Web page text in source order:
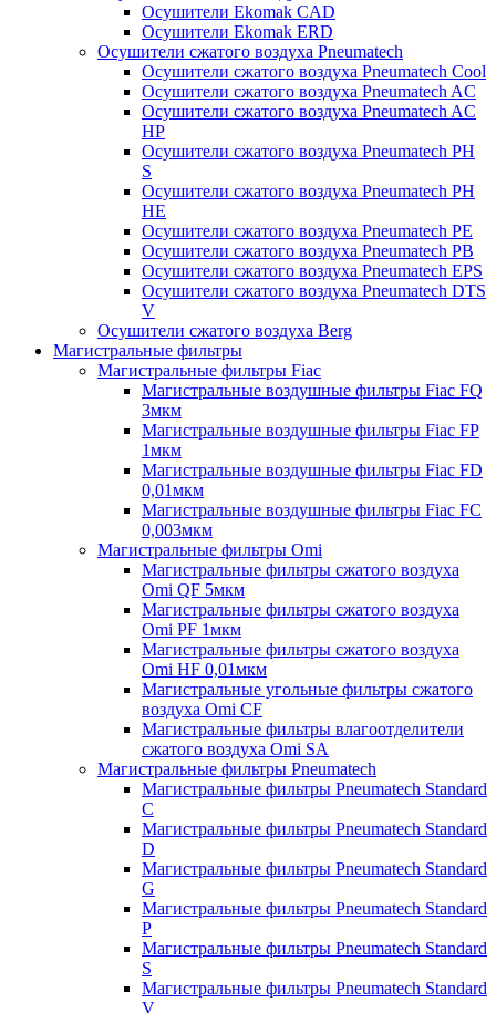
Осушители Ekomak CAD
Осушители Ekomak ERD
Осушители сжатого воздуха Pneumatech
Осушители сжатого воздуха Pneumatech Cool
Осушители сжатого воздуха Pneumatech AC
Осушители сжатого воздуха Pneumatech AC
HP
Осушители сжатого воздуха Pneumatech PH
S
Осушители сжатого воздуха Pneumatech PH
HE
Осушители сжатого воздуха Pneumatech PE
Осушители сжатого воздуха Pneumatech PB
Осушители сжатого воздуха Pneumatech EPS
Осушители сжатого воздуха Pneumatech DTS
V
Осушители сжатого воздуха Berg
Магистральные фильтры
Магистральные фильтры Fiac
Магистральные воздушные фильтры Fiac FQ
3мкм
Магистральные воздушные фильтры Fiac FP
1мкм
Магистральные воздушные фильтры Fiac FD
0,01мкм
Магистральные воздушные фильтры Fiac FC
0,003мкм
Магистральные фильтры Omi
Магистральные фильтры сжатого воздуха
Omi QF 5мкм
Магистральные фильтры сжатого воздуха
Omi PF 1мкм
Магистральные фильтры сжатого воздуха
Omi HF 0,01мкм
Магистральные угольные фильтры сжатого
воздуха Omi CF
Магистральные фильтры влагоотделители
сжатого воздуха Omi SA
Магистральные фильтры Pneumatech
Магистральные фильтры Pneumatech Standard
C
Магистральные фильтры Pneumatech Standard
D
Магистральные фильтры Pneumatech Standard
G
Магистральные фильтры Pneumatech Standard
P
Магистральные фильтры Pneumatech Standard
S
Магистральные фильтры Pneumatech Standard
V